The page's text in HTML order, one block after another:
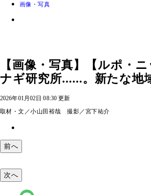
画像・写真
【画像・写真】【ルポ・
ナギ研究所......。新たな
2026年01月02日 08:30 更新
取材・文／小山田裕哉 撮影／宮下祐介
前へ
次へ